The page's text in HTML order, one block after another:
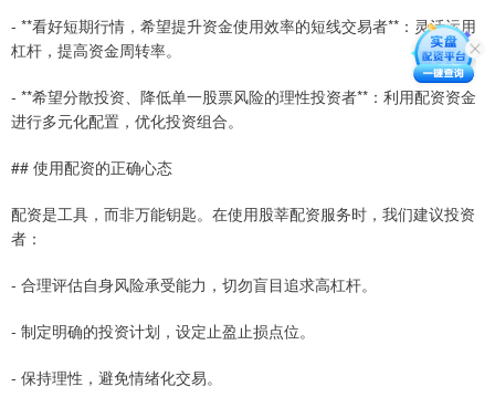
- **看好短期行情，希望提升资金使用效率的短线交易者**：灵活运用
杠杆，提高资金周转率。
- **希望分散投资、降低单一股票风险的理性投资者**：利用配资资金
进行多元化配置，优化投资组合。
## 使用配资的正确心态
配资是工具，而非万能钥匙。在使用股莘配资服务时，我们建议投资
者：
- 合理评估自身风险承受能力，切勿盲目追求高杠杆。
- 制定明确的投资计划，设定止盈止损点位。
- 保持理性，避免情绪化交易。